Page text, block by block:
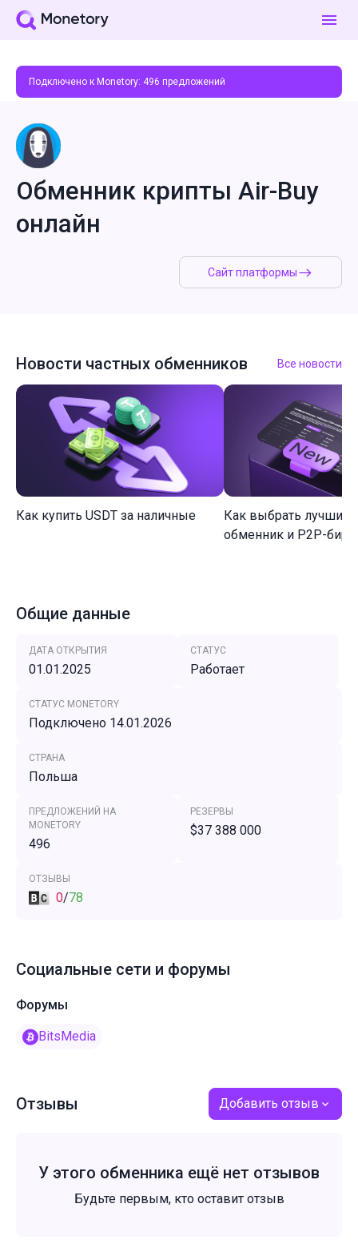
Подключено к Monetory: 496 предложений
Сайт платформы
Обменник крипты Air-Buy
онлайн
Новости частных обменников Все новости
Как купить USDT за наличные
Как выбрать лучший
обменник и P2P-
Общие данные
ДАТА ОТКРЫТИЯ
01.01.2025
СТАТУС
Работает
СТАТУС MONETORY
Подключено 14.01.2026
СТРАНА
Польша
ПРЕДЛОЖЕНИЙ НА
MONETORY
496
РЕЗЕРВЫ
$37 388 000
ОТЗЫВЫ
0/78
Социальные сети и форумы
Форумы
BitsMedia
Отзывы Добавить отзыв
У этого обменника ещё нет отзывов
Будьте первым, кто оставит отзыв